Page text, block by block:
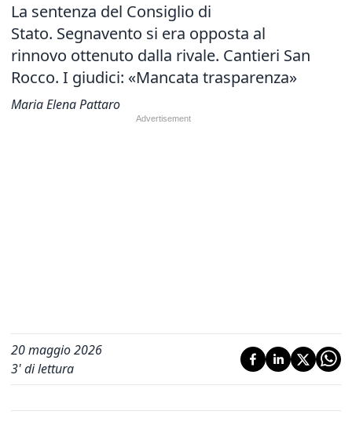
La sentenza del Consiglio di
Stato. Segnavento si era opposta al
rinnovo ottenuto dalla rivale. Cantieri San
Rocco. I giudici: «Mancata trasparenza»
Maria Elena Pattaro
20 maggio 2026
3' di lettura